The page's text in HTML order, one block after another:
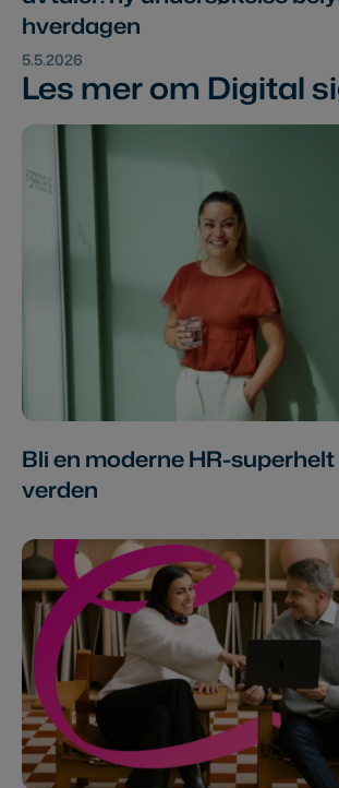
hverdagen
5.5.2026
Les mer om Digital
Bli en moderne HR-
verden